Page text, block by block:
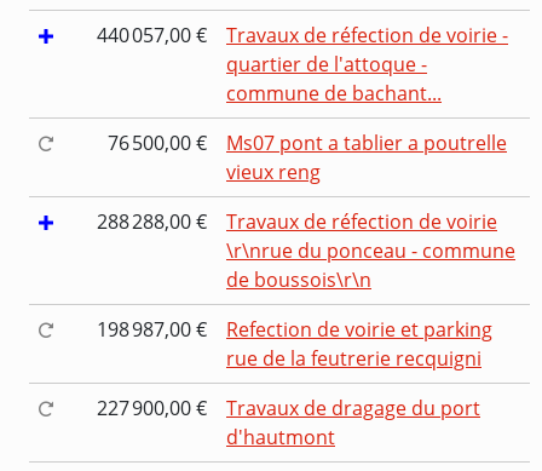
440 057,00 €
Travaux de réfection de voirie -
quartier de l'attoque -
commune de bachant...
76 500,00 €
Ms07 pont a tablier a poutrelle
vieux reng
288 288,00 €
Travaux de réfection de voirie
\r\nrue du ponceau - commune
de boussois\r\n
198 987,00 €
Refection de voirie et parking
rue de la feutrerie recquigni
227 900,00 €
Travaux de dragage du port
d'hautmont